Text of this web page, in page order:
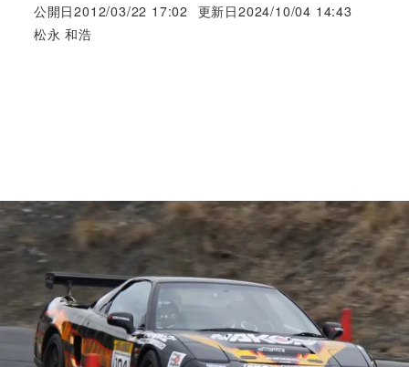
公開日2012/03/22 17:02 更新日2024/10/04 14:43
著
松永 和浩